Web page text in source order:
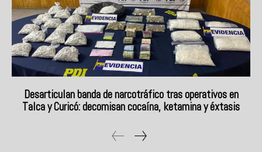
Desarticulan banda de narcotráfico tras operativos en
Talca y Curicó: decomisan cocaína, ketamina y éxtasis